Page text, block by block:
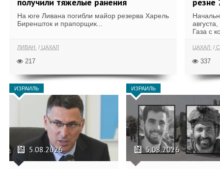
На юге Ливана погибли майор резерва Харель
Биреншток и прапорщик...
ЛИВАН ЦАХАЛ
217
Газа с
ЦАХАЛ
337
ИЗРАИЛЬ
5.08.2026
ИЗРАИЛЬ
5.08.2026